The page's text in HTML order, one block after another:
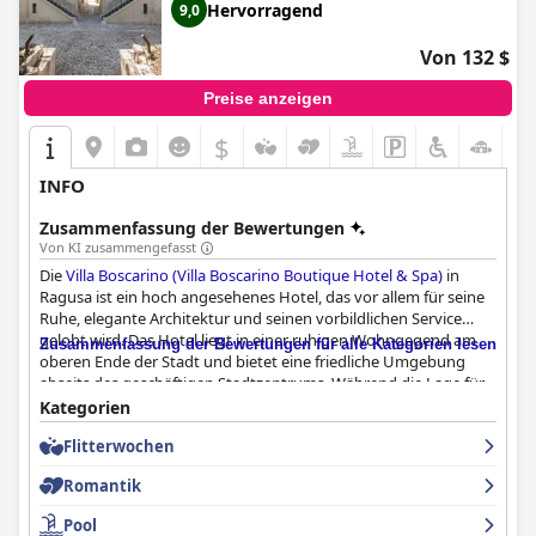
9,0 Hervorragend
Von 132 $
Preise anzeigen
$
INFO
Zusammenfassung der Bewertungen
Von KI zusammengefasst
DieVilla Boscarino (Villa Boscarino Boutique Hotel & Spa) in
Ragusa ist ein hoch angesehenes Hotel, das vor allem für seine
Ruhe, elegante Architektur und seinen vorbildlichen Service
gelobt wird. Das Hotel liegt in einer ruhigen Wohngegend am
oberen Ende der Stadt und bietet eine friedliche Umgebung
abseits des geschäftigen Stadtzentrums. Während die Lage für
diejenigen, die die historischen Viertel von Ragusa zu Fuß
erkunden möchten, etwas abgelegen erscheinen mag, ist sie für
Autofahrer günstig, da sie einen einfachen Zugang zu
Parkmöglichkeiten bietet. Trotz der modernen Umgebung
bieten der charmante Garten und die einladende Atmosphäre
Zusammenfassung der Bewertungen für alle Kategorien lesen
Kategorien
Flitterwochen
Romantik
Pool